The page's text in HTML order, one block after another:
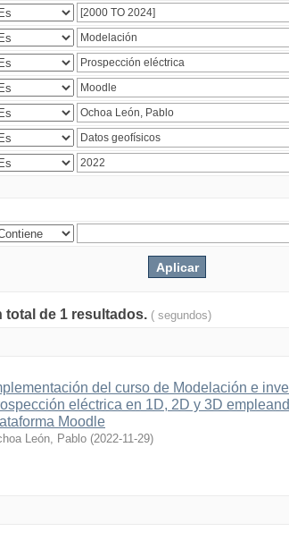
total de 1 resultados. ( segundos)
del curso de Modelación e
eléctrica en 1D, 2D y 3D
Moodle
León, Pablo (2022-11-29)